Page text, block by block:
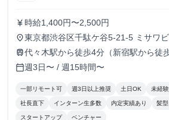
currency_yen 時給1,400円〜2,500円
place東京都渋谷区千駄ケ谷5-21-5 ミサワ
train代々木駅から徒歩4分（新宿駅から徒
calendar_today週3日〜 / 週15時間〜
一部リモート可 週3日以上推奨 土日OK 未経
社長直下 インターン生多数 内定実績あり 髪
スタートアップ ベンチャー